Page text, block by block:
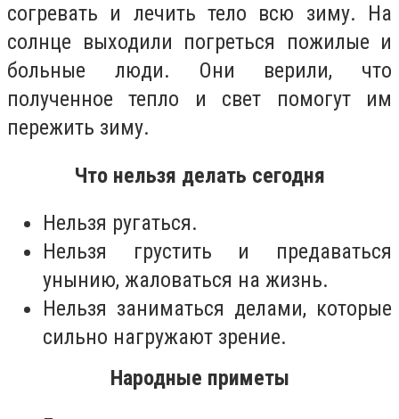
согревать и лечить тело всю зиму. На
солнце выходили погреться пожилые и
больные люди. Они верили, что
полученное тепло и свет помогут им
пережить зиму.
Что нельзя делать сегодня
Нельзя ругаться.
Нельзя грустить и предаваться
унынию, жаловаться на жизнь.
Нельзя заниматься делами, которые
сильно нагружают зрение.
Народные приметы